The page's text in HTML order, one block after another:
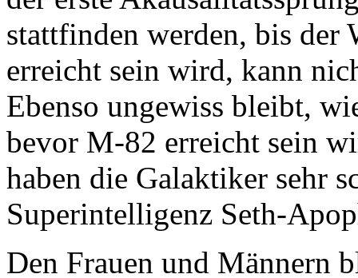
stattfinden werden, bis der
erreicht sein wird, kann
Ebenso ungewiss bleibt,
bevor M-82 erreicht sein
haben die Galaktiker sehr
Superintelligenz Seth-
Den Frauen und Männern